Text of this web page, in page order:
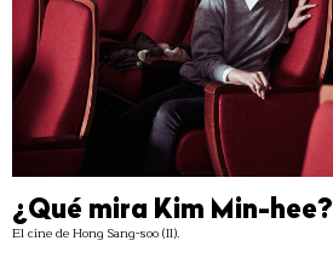
¿Qué mira Kim Min-hee?
El cine de Hong Sang-soo (II).